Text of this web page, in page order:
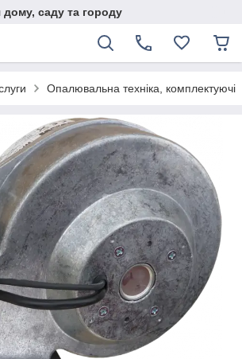
саду та городу
Опалювальна техніка, комплектуючі